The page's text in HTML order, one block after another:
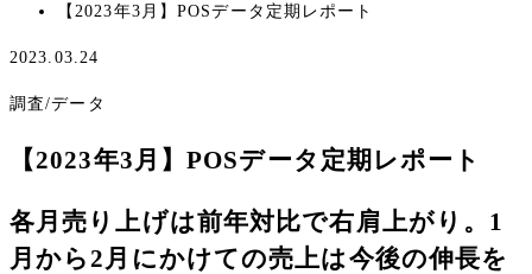
【2023年3月】POSデータ定期レポート
2023.03.24
調査/データ
【2023年3月】POSデータ定期レポート
各月売り上げは前年対比で右肩上がり。1
月から2月にかけての売上は今後の伸長を